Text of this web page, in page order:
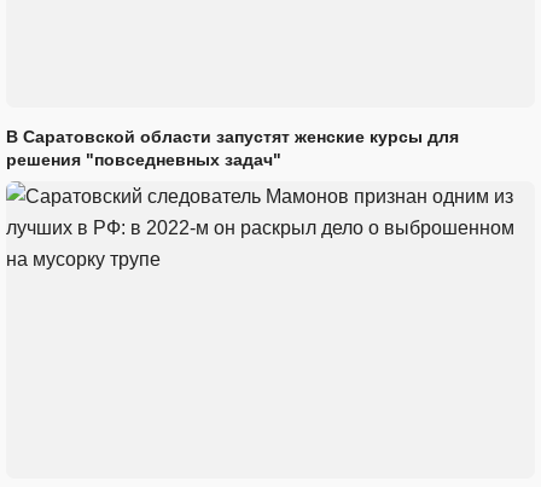
В Саратовской области запустят женские курсы для
решения "повседневных задач"